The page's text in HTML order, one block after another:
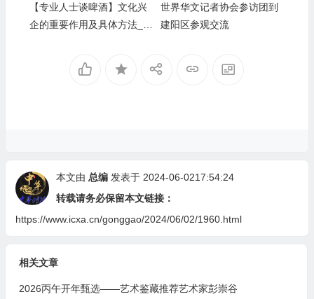
【专业人士谈啤酒】文化兴
企的重要作用及具体方法__
世界华文记者协会参访团到
建阳区参观交流
本文由 总编发表于 2024-06-0217:54:24
转载请务必保留本文链接：
https://www.icxa.cn/gonggao/2024/06/02/1960.html
相关文章
2026丙午开年甄选——艺术鉴藏推荐艺术家彭崇谷